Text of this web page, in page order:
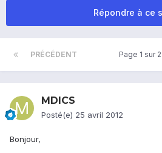
Répondre à ce
PRÉCÉDENT Page 1 sur 2
MDICS
Posté(e) 25 avril 2012
Bonjour,